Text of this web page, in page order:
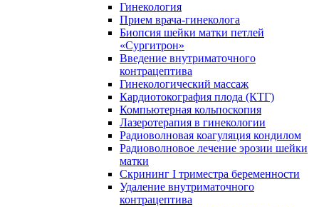
Гинекология
Прием врача-гинеколога
Биопсия шейки матки петлей
«Сургитрон»
Введение внутриматочного
контрацептива
Гинекологический массаж
Кардиотокография плода (КТГ)
Компьютерная кольпоскопия
Лазеротерапия в гинекологии
Радиоволновая коагуляция кондилом
Радиоволновое лечение эрозии шейки
матки
Скрининг I триместра беременности
Удаление внутриматочного
контрацептива